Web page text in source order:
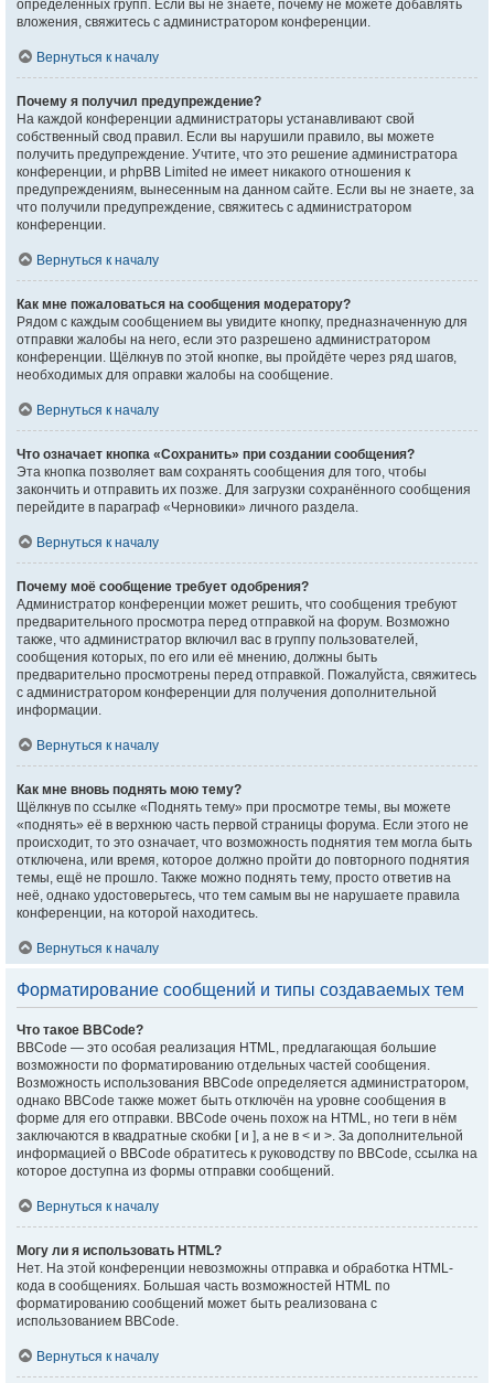
определённых групп. Если вы не знаете, почему не можете добавлять
вложения, свяжитесь с администратором конференции.
Вернуться к началу
Почему я получил предупреждение?
На каждой конференции администраторы устанавливают свой
собственный свод правил. Если вы нарушили правило, вы можете
получить предупреждение. Учтите, что это решение администратора
конференции, и phpBB Limited не имеет никакого отношения к
предупреждениям, вынесенным на данном сайте. Если вы не знаете, за
что получили предупреждение, свяжитесь с администратором
конференции.
Вернуться к началу
Как мне пожаловаться на сообщения модератору?
Рядом с каждым сообщением вы увидите кнопку, предназначенную для
отправки жалобы на него, если это разрешено администратором
конференции. Щёлкнув по этой кнопке, вы пройдёте через ряд шагов,
необходимых для оправки жалобы на сообщение.
Вернуться к началу
Что означает кнопка «Сохранить» при создании сообщения?
Эта кнопка позволяет вам сохранять сообщения для того, чтобы
закончить и отправить их позже. Для загрузки сохранённого сообщения
перейдите в параграф «Черновики» личного раздела.
Вернуться к началу
Почему моё сообщение требует одобрения?
Администратор конференции может решить, что сообщения требуют
предварительного просмотра перед отправкой на форум. Возможно
также, что администратор включил вас в группу пользователей,
сообщения которых, по его или её мнению, должны быть
предварительно просмотрены перед отправкой. Пожалуйста, свяжитесь
с администратором конференции для получения дополнительной
информации.
Вернуться к началу
Как мне вновь поднять мою тему?
Щёлкнув по ссылке «Поднять тему» при просмотре темы, вы можете
«поднять» её в верхнюю часть первой страницы форума. Если этого не
происходит, то это означает, что возможность поднятия тем могла быть
отключена, или время, которое должно пройти до повторного поднятия
темы, ещё не прошло. Также можно поднять тему, просто ответив на
неё, однако удостоверьтесь, что тем самым вы не нарушаете правила
конференции, на которой находитесь.
Вернуться к началу
Форматирование сообщений и типы создаваемых тем
Что такое BBCode?
BBCode — это особая реализация HTML, предлагающая большие
возможности по форматированию отдельных частей сообщения.
Возможность использования BBCode определяется администратором,
однако BBCode также может быть отключён на уровне сообщения в
форме для его отправки. BBCode очень похож на HTML, но теги в нём
заключаются в квадратные скобки [ и ], а не в < и >. За дополнительной
информацией о BBCode обратитесь к руководству по BBCode, ссылка на
которое доступна из формы отправки сообщений.
Вернуться к началу
Могу ли я использовать HTML?
Нет. На этой конференции невозможны отправка и обработка HTML-
кода в сообщениях. Большая часть возможностей HTML по
форматированию сообщений может быть реализована с
использованием BBCode.
Вернуться к началу